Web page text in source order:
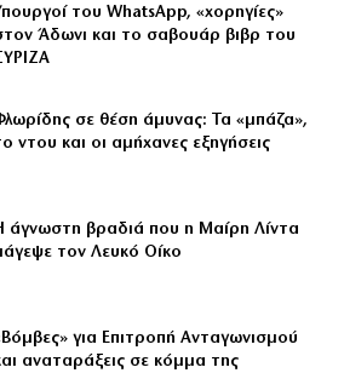
του WhatsApp, «χορηγίες»
Άδωνι και το σαβουάρ βιβρ του
σε θέση άμυνας: Τα «μπάζα»,
ντου και οι αμήχανες εξηγήσεις
άγνωστη βραδιά που η Μαίρη Λίντα
τον Λευκό Οίκο
για Επιτροπή Ανταγωνισμού
αναταράξεις σε κόμμα της